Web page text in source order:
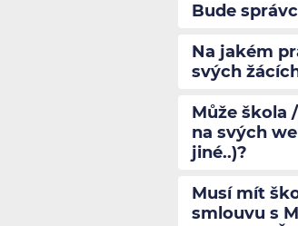
Bude
Na jakém
svých
Může škola
na svých
jiné..)?
Musí mít
smlouvu s